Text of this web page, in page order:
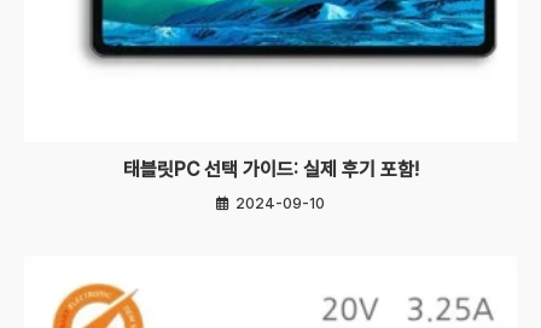
태블릿PC 선택 가이드: 실제 후기 포함!
2024-09-10